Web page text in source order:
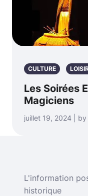
CULTURE
Les Soirées
Magiciens
juillet 19, 2024 |
L'information
historique